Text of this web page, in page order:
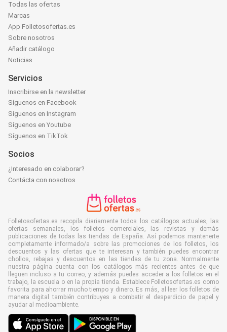
Todas las ofertas
Marcas
App Folletosofertas.es
Sobre nosotros
Añadir catálogo
Noticias
Servicios
Inscribirse en la newsletter
Síguenos en Facebook
Síguenos en Instagram
Síguenos en Youtube
Síguenos en TikTok
Socios
¿Interesado en colaborar?
Contácta con nosotros
Folletosofertas.es recopila diariamente todos los catálogos actuales, las
ofertas semanales, los folletos comerciales, las revistas y demás
publicaciones de todas las tiendas de España. Así podemos mantenerte
completamente informado/a sobre las promociones de los folletos, los
descuentos y las ofertas que te interesan y también puedes encontrar
chollos, rebajas y descuentos en las tiendas de tu zona. Normalmente
nuestra página cuenta con los catálogos más recientes antes de que
lleguen incluso a tu correo, y además puedes acceder a los folletos en el
trabajo, la escuela o en la propia tienda. Establece Folletosofertas.es como
favorita para ahorrar mucho tiempo y dinero. Es más, al leer los folletos de
manera digital también contribuyes a combatir el desperdicio de papel y
ayudar al medioambiente.